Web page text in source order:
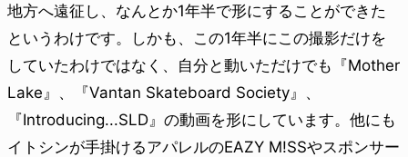
地方へ遠征し、なんとか1年半で形にすることができた
というわけです。しかも、この1年半にこの撮影だけを
していたわけではなく、自分と動いただけでも『Mother
Lake』、『Vantan Skateboard Society』、
『Introducing...SLD』の動画を形にしています。他にも
イトシンが手掛けるアパレルのEAZY M!SSやスポンサー